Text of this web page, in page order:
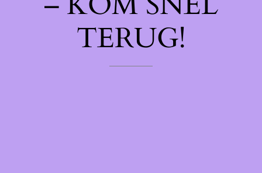
TERUG!